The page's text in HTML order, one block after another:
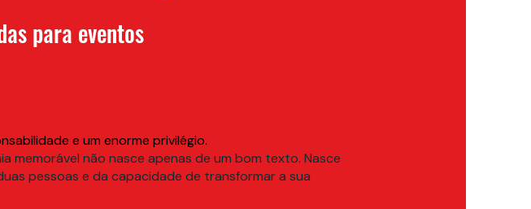
para eventos
e um enorme privilégio.
memorável não nasce apenas de um bom texto. Nasce
pessoas e da capacidade de transformar a sua